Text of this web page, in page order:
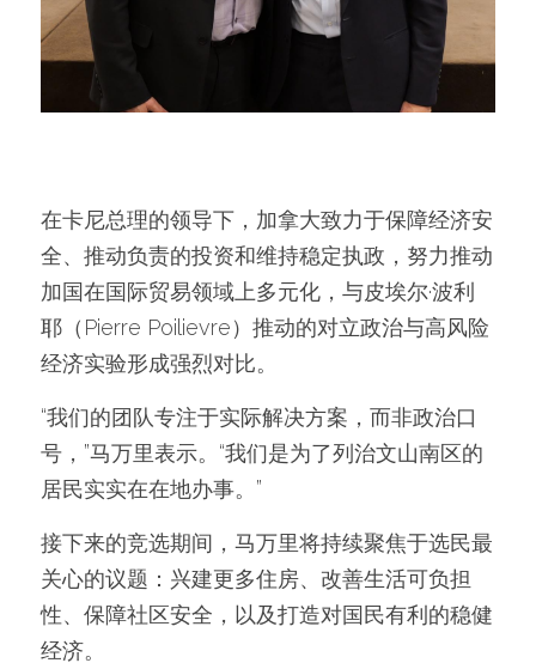
在卡尼总理的领导下，加拿大致力于保障经济安
全、推动负责的投资和维持稳定执政，努力推动
加国在国际贸易领域上多元化，与皮埃尔·波利
耶（Pierre Poilievre）推动的对立政治与高风险
经济实验形成强烈对比。
“我们的团队专注于实际解决方案，而非政治口
号，”马万里表示。“我们是为了列治文山南区的
居民实实在在地办事。”
接下来的竞选期间，马万里将持续聚焦于选民最
关心的议题：兴建更多住房、改善生活可负担
性、保障社区安全，以及打造对国民有利的稳健
经济。